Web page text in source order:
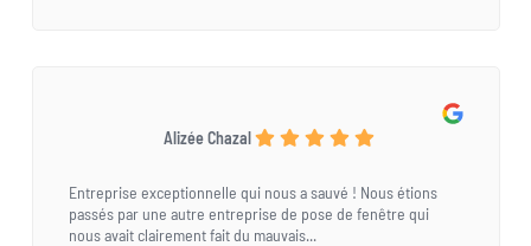
Alizée Chazal
Entreprise exceptionnelle qui nous a sauvé ! Nous étions
passés par une autre entreprise de pose de fenêtre qui
nous avait clairement fait du mauvais...